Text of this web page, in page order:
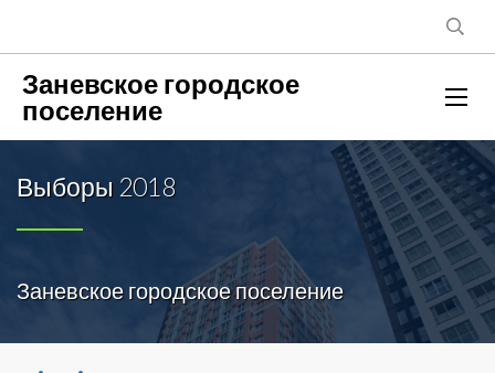
Заневское городское
поселение
Выборы 2018
Заневское городское поселение